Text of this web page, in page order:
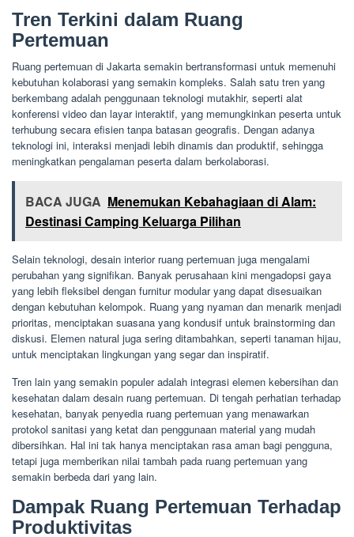
Tren Terkini dalam Ruang
Pertemuan
Ruang pertemuan di Jakarta semakin bertransformasi untuk memenuhi
kebutuhan kolaborasi yang semakin kompleks. Salah satu tren yang
berkembang adalah penggunaan teknologi mutakhir, seperti alat
konferensi video dan layar interaktif, yang memungkinkan peserta untuk
terhubung secara efisien tanpa batasan geografis. Dengan adanya
teknologi ini, interaksi menjadi lebih dinamis dan produktif, sehingga
meningkatkan pengalaman peserta dalam berkolaborasi.
BACA JUGA Menemukan Kebahagiaan di Alam:
Destinasi Camping Keluarga Pilihan
Selain teknologi, desain interior ruang pertemuan juga mengalami
perubahan yang signifikan. Banyak perusahaan kini mengadopsi gaya
yang lebih fleksibel dengan furnitur modular yang dapat disesuaikan
dengan kebutuhan kelompok. Ruang yang nyaman dan menarik menjadi
prioritas, menciptakan suasana yang kondusif untuk brainstorming dan
diskusi. Elemen natural juga sering ditambahkan, seperti tanaman hijau,
untuk menciptakan lingkungan yang segar dan inspiratif.
Tren lain yang semakin populer adalah integrasi elemen kebersihan dan
kesehatan dalam desain ruang pertemuan. Di tengah perhatian terhadap
kesehatan, banyak penyedia ruang pertemuan yang menawarkan
protokol sanitasi yang ketat dan penggunaan material yang mudah
dibersihkan. Hal ini tak hanya menciptakan rasa aman bagi pengguna,
tetapi juga memberikan nilai tambah pada ruang pertemuan yang
semakin berbeda dari yang lain.
Dampak Ruang Pertemuan Terhadap
Produktivitas